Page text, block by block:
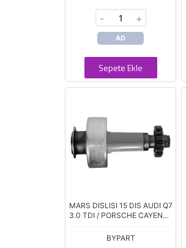
- +
AD
Sepete Ekle
MARS DISLISI 15 DIS AUDI Q7
3.0 TDI / PORSCHE CAYENNE
TOUAREG 3.0 TDI (UMM-
BYPART